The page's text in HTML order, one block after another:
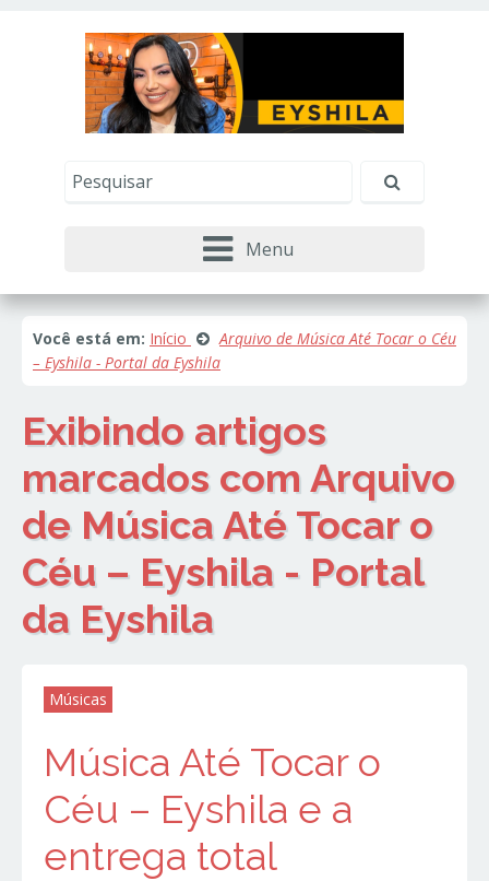
Menu
Você está em: Início
Arquivo de Música Até Tocar o Céu
– Eyshila - Portal da Eyshila
Exibindo artigos
marcados comArquivo
de Música Até Tocar o
Céu – Eyshila - Portal
da Eyshila
Músicas
Música Até Tocar o
Céu – Eyshila e a
entrega total
para lembrar e entender como você usa nosso
site, analisar seu uso de nossos produtos e
serviços, ajudar com nossos esforços de
marketing e fornecer conteúdo de terceiros. Leia
Política de Cookies e Privacidade.